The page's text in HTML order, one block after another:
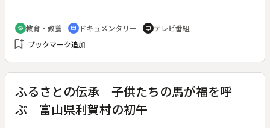
トセコイアなど、雄大で壮麗な景観がふんだんに紹介される。
◆ここはアメリカの自然保護運動の先駆となった所で、落雷に
よる山火事も、単に植物の死ではなく森林を再生させる自然の
摂理であることを発見し、公園の管理に人工山火事をとり入れ
school 教育・教養 cinematic_blur ドキュメンタリー tv テレビ番組
bookmark_add ブックマーク追加
ふるさとの伝承 子供たちの馬が福を呼
ぶ 富山県利賀村の初午